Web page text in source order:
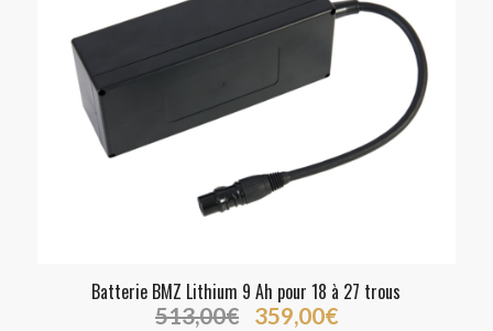
Batterie BMZ Lithium 9 Ah pour 18 à 27 trous
513,00€
Le
359,00€Le